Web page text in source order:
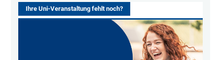
Ihre Uni-Veranstaltung fehlt noch?